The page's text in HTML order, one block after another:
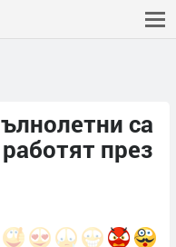
са
през